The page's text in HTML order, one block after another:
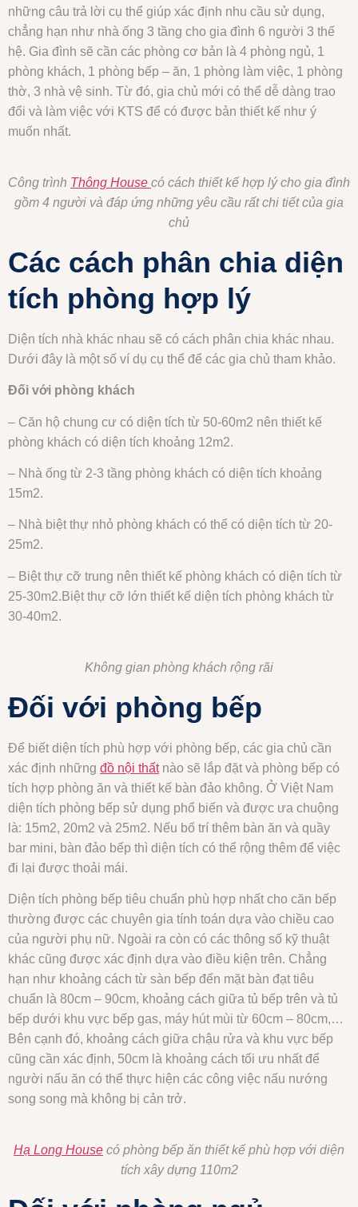
những câu trả lời cụ thể giúp xác định nhu cầu sử dụng,
chẳng hạn như nhà ống 3 tầng cho gia đình 6 người 3 thế
hệ. Gia đình sẽ cần các phòng cơ bản là 4 phòng ngủ, 1
phòng khách, 1 phòng bếp – ăn, 1 phòng làm việc, 1 phòng
thờ, 3 nhà vệ sinh. Từ đó, gia chủ mới có thể dễ dàng trao
đổi và làm việc với KTS để có được bản thiết kế như ý
muốn nhất.
Công trình Thông House có cách thiết kế hợp lý cho gia đình
gồm 4 người và đáp ứng những yêu cầu rất chi tiết của gia
chủ
Các cách phân chia diện
tích phòng hợp lý
Diện tích nhà khác nhau sẽ có cách phân chia khác nhau.
Dưới đây là một số ví dụ cụ thể để các gia chủ tham khảo.
Đối với phòng khách
– Căn hộ chung cư có diện tích từ 50-60m2 nên thiết kế
phòng khách có diện tích khoảng 12m2.
– Nhà ống từ 2-3 tầng phòng khách có diện tích khoảng
15m2.
– Nhà biệt thự nhỏ phòng khách có thể có diện tích từ 20-
25m2.
– Biệt thự cỡ trung nên thiết kế phòng khách có diện tích từ
25-30m2.Biệt thự cỡ lớn thiết kế diện tích phòng khách từ
30-40m2.
Không gian phòng khách rộng rãi
Đối với phòng bếp
Để biết diện tích phù hợp với phòng bếp, các gia chủ cần
xác định những đồ nội thấtnào sẽ lắp đặt và phòng bếp có
tích hợp phòng ăn và thiết kế bàn đảo không. Ở Việt Nam
diện tích phòng bếp sử dụng phổ biến và được ưa chuộng
là: 15m2, 20m2 và 25m2. Nếu bố trí thêm bàn ăn và quầy
bar mini, bàn đảo bếp thì diện tích có thể rộng thêm để việc
đi lại được thoải mái.
Diện tích phòng bếp tiêu chuẩn phù hợp nhất cho căn bếp
thường được các chuyên gia tính toán dựa vào chiều cao
của người phụ nữ. Ngoài ra còn có các thông số kỹ thuật
khác cũng được xác định dựa vào điều kiện trên. Chẳng
hạn như khoảng cách từ sàn bếp đến mặt bàn đạt tiêu
chuẩn là 80cm – 90cm, khoảng cách giữa tủ bếp trên và tủ
bếp dưới khu vực bếp gas, máy hút mùi từ 60cm – 80cm,…
Bên cạnh đó, khoảng cách giữa chậu rửa và khu vực bếp
cũng cần xác định, 50cm là khoảng cách tối ưu nhất để
người nấu ăn có thể thực hiện các công việc nấu nướng
song song mà không bị cản trở.
Hạ Long House có phòng bếp ăn thiết kế phù hợp với diện
tích xây dựng 110m2